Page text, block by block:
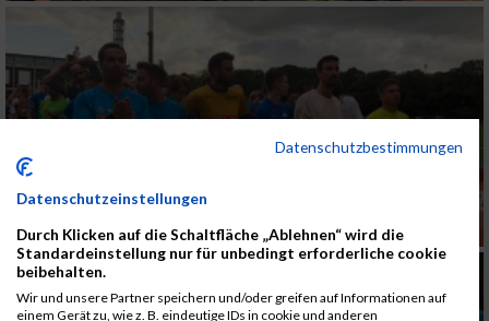
Datenschutzbestimmungen
Datenschutzeinstellungen
Durch Klicken auf die Schaltfläche „Ablehnen“ wird die
Standardeinstellung nur für unbedingt erforderliche cookie
beibehalten.
Wir und unsere Partner speichern und/oder greifen auf Informationen auf
einem Gerät zu, wie z. B. eindeutige IDs in cookie und anderen